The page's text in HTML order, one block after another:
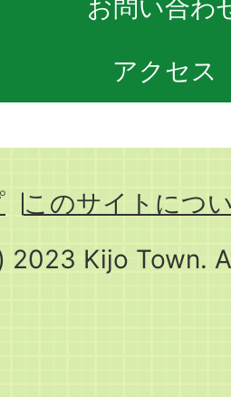
お問い合わ
アクセス
このサイトにつ
2023 Kijo Town.